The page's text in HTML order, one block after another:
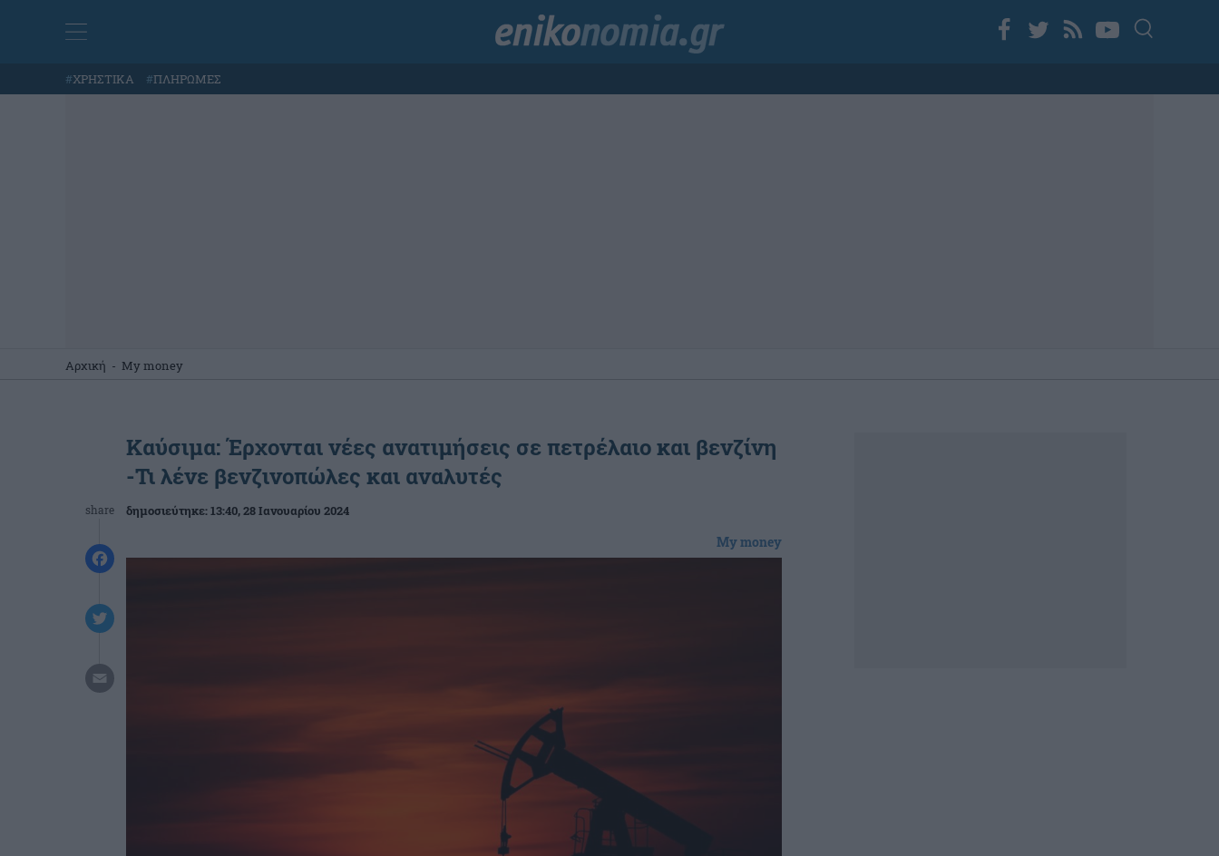
#ΧΡΗΣΤΙΚΑ #ΠΛΗΡΩΜΕΣ
Αρχική - My money
share
Καύσιμα: Έρχονται νέες ανατιμήσεις σε πετρέλαιο και βενζίνη
-Τι λένε βενζινοπώλες και αναλυτές
δημοσιεύτηκε:13:40, 28 Ιανουαρίου 2024
My money